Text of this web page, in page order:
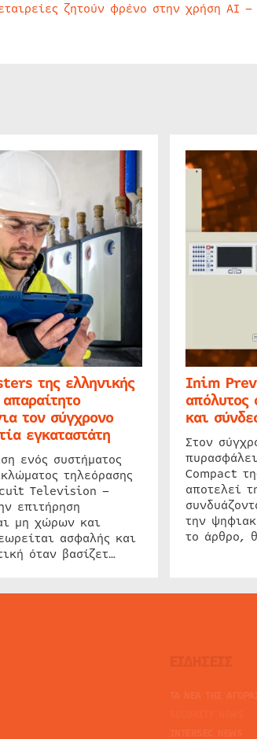
ζητούν φρένο στην χρήση AI
της ελληνικής
τον σύγχρονο
εγκαταστάτη
ενός συστήματος
τηλεόρασης
Television –
επιτήρηση
μη χώρων και
ασφαλής και
όταν βασίζετ…
Inim
απόλυτος
και
Στον
Compact
αποτελεί
την
το άρθρο,